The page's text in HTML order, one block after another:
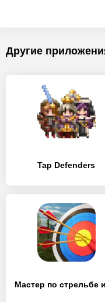
Другие
Tap Defenders